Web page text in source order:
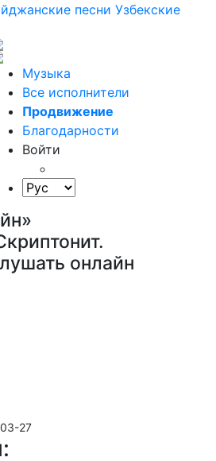
песни Узбекские
Музыка
Все исполнители
Продвижение
Благодарности
Войти
онлайн
27